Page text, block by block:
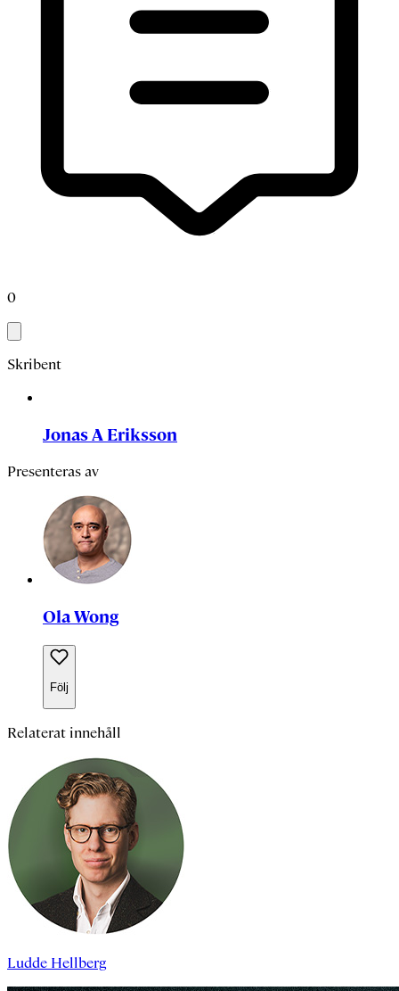
0
Skribent
Jonas A Eriksson
Presenteras av
Ola Wong
Följ
Relaterat innehåll
Ludde Hellberg